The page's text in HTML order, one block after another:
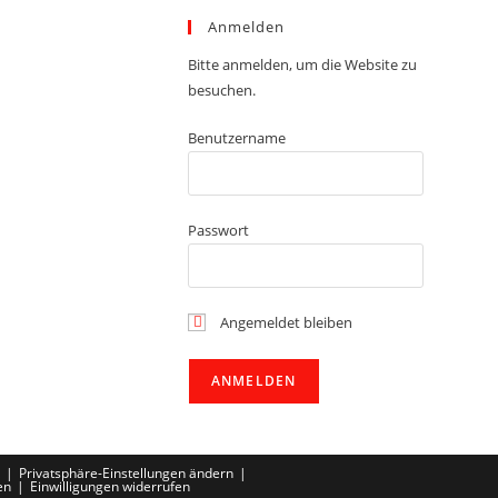
Anmelden
Bitte anmelden, um die Website zu
besuchen.
Benutzername
Passwort
Angemeldet bleiben
Privatsphäre-Einstellungen ändern
Einwilligungen widerrufen